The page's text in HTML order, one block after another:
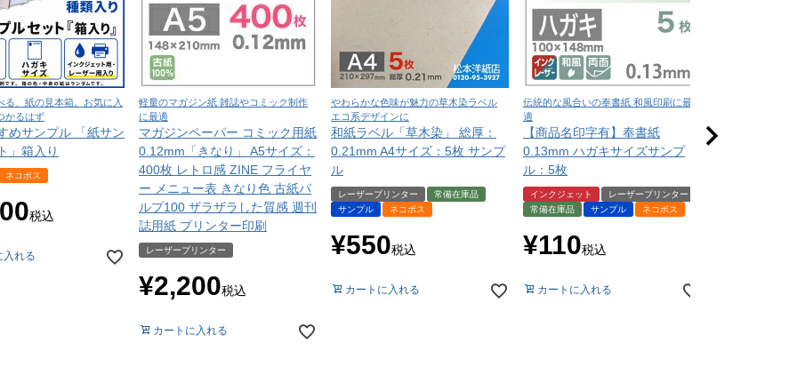
る、紙の見本箱。お気に入
かるはず
めサンプル 「紙サン
」箱入り
ネコポス
税込
入れる
軽量のマガジン紙 雑誌やコミック制作
に最適
マガジンペーパー コミック用紙
0.12mm「きなり」 A5サイズ：
400枚 レトロ感 ZINE フライヤ
ー メニュー表 きなり色 古紙パ
ルプ100 ザラザラした質感 週刊
誌用紙 プリンター印刷
レーザープリンター
¥2,200税込
カートに入れる
やわらかな色味が魅力の草木染ラベル
エコ系デザインに
和紙ラベル「草木染」 総厚：
0.21mm A4サイズ：5枚 サンプ
ル
レーザープリンター
常備在庫品
サンプル
ネコポス
¥550税込
カートに入れる
伝統的な風合いの奉書紙 和風印刷に最
適
【商品名印字有】奉書紙
0.13mm ハガキサイズサンプ
ル：5枚
インクジェット
レーザープリンター
常備在庫品
サンプル ネコポス
¥110税込
カートに入れる
NTラシャ